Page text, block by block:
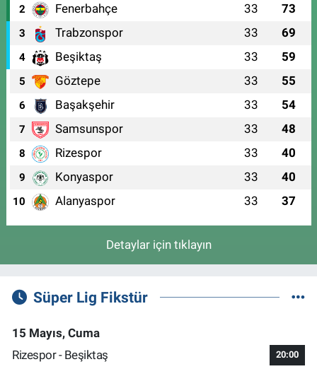
2 Fenerbahçe 33 73
3 Trabzonspor 33 69
4 Beşiktaş 33 59
5 Göztepe 33 55
6 Başakşehir 33 54
7 Samsunspor 33 48
8 Rizespor 33 40
9 Konyaspor 33 40
10 Alanyaspor 33 37
Detaylar için tıklayın
Süper Lig Fikstür
15 Mayıs, Cuma
Rizespor - Beşiktaş
20:00